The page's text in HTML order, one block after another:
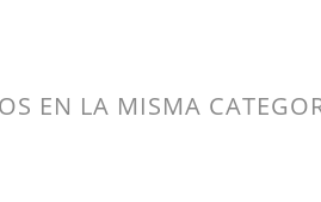
EN LA MISMA